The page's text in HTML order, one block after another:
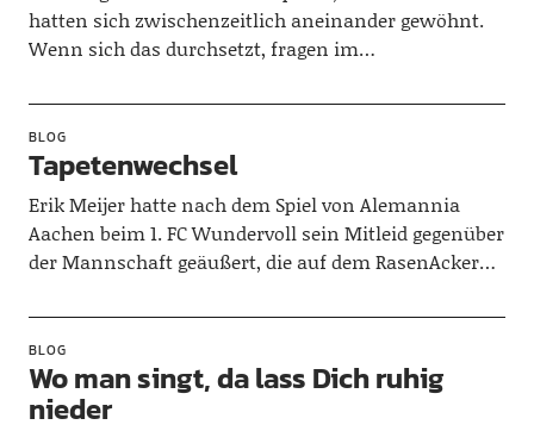
hatten sich zwischenzeitlich aneinander gewöhnt.
Wenn sich das durchsetzt, fragen im…
BLOG
Tapetenwechsel
Erik Meijer hatte nach dem Spiel von Alemannia
Aachen beim 1. FC Wundervoll sein Mitleid gegenüber
der Mannschaft geäußert, die auf dem RasenAcker…
BLOG
Wo man singt, da lass Dich ruhig
nieder